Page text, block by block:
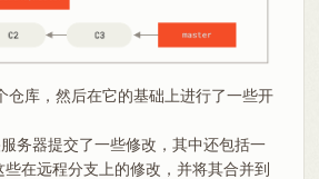
库，然后在它的基础上进行了一些开
务器提交了一些修改，其中还包括一
在远程分支上的修改，并将其合并到